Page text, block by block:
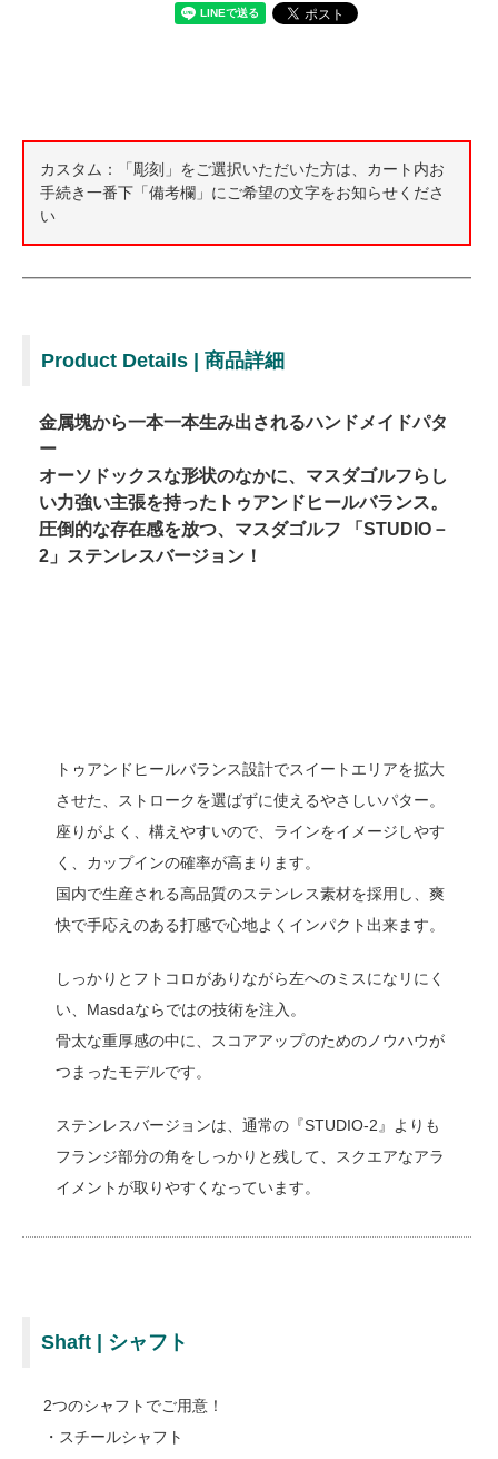
カスタム：「彫刻」をご選択いただいた方は、カート内お
手続き一番下「備考欄」にご希望の文字をお知らせくださ
い
Product Details | 商品詳細
金属塊から一本一本生み出されるハンドメイドパタ
ー
オーソドックスな形状のなかに、マスダゴルフらし
い力強い主張を持ったトゥアンドヒールバランス。
圧倒的な存在感を放つ、マスダゴルフ 「STUDIO－
2」ステンレスバージョン！
トゥアンドヒールバランス設計でスイートエリアを拡大
させた、ストロークを選ばずに使えるやさしいパター。
座りがよく、構えやすいので、ラインをイメージしやす
く、カップインの確率が高まります。
国内で生産される高品質のステンレス素材を採用し、爽
快で手応えのある打感で心地よくインパクト出来ます。
しっかりとフトコロがありながら左へのミスになリにく
い、Masdaならではの技術を注入。
骨太な重厚感の中に、スコアアップのためのノウハウが
つまったモデルです。
ステンレスバージョンは、通常の『STUDIO-2』よりも
フランジ部分の角をしっかりと残して、スクエアなアラ
イメントが取りやすくなっています。
Shaft | シャフト
2つのシャフトでご用意！
・スチールシャフト